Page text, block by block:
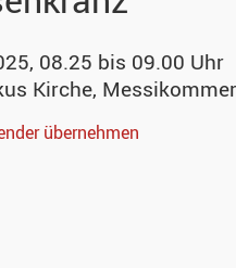
08.25 bis 09.00 Uhr
Kirche,
übernehmen